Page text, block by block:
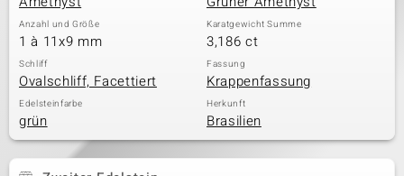
Anzahl und Größe
1 à 11x9 mm
Karatgewicht Summe
3,186 ct
Schliff
Ovalschliff, Facettiert
Fassung
Krappenfassung
Edelsteinfarbe
grün
Herkunft
Brasilien